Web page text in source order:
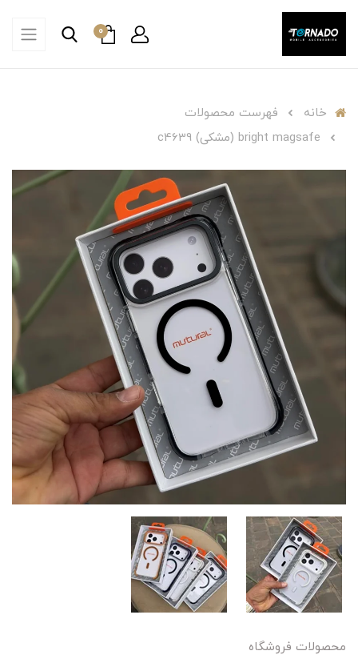
0
خانه
فهرست محصولات
bright magsafe (مشکی) c4639
محصولات فروشگاه